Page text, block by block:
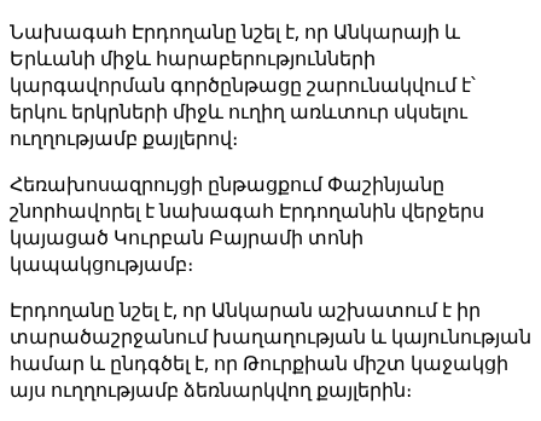
Նախագահ Էրդողանը նշել է, որ Անկարայի և
Երևանի միջև հարաբերությունների
կարգավորման գործընթացը շարունակվում է՝
երկու երկրների միջև ուղիղ առևտուր սկսելու
ուղղությամբ քայլերով։
Հեռախոսազրույցի ընթացքում Փաշինյանը
շնորհավորել է նախագահ Էրդողանին վերջերս
կայացած Կուրբան Բայրամի տոնի
կապակցությամբ։
Էրդողանը նշել է, որ Անկարան աշխատում է իր
տարածաշրջանում խաղաղության և կայունության
համար և ընդգծել է, որ Թուրքիան միշտ կաջակցի
այս ուղղությամբ ձեռնարկվող քայլերին։